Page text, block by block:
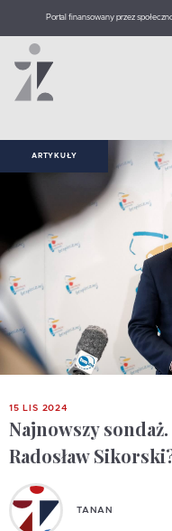
Portal finansowany przez
ARTYKUŁY
15 LIS 2024
Najnowszy
Radosław
TANAN